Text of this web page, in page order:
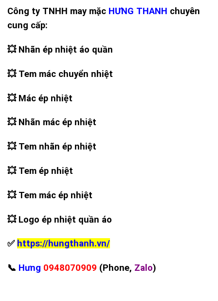
Công ty TNHH may mặc HƯNG THANH chuyên
cung cấp:
💥 Nhãn ép nhiệt áo quần
💥 Tem mác chuyển nhiệt
💥 Mác ép nhiệt
💥 Nhãn mác ép nhiệt
💥 Tem nhãn ép nhiệt
💥 Tem ép nhiệt
💥 Tem mác ép nhiệt
💥 Logo ép nhiệt quần áo
✅ https://hungthanh.vn/
📞 Hưng 0948070909 (Phone, Zalo)